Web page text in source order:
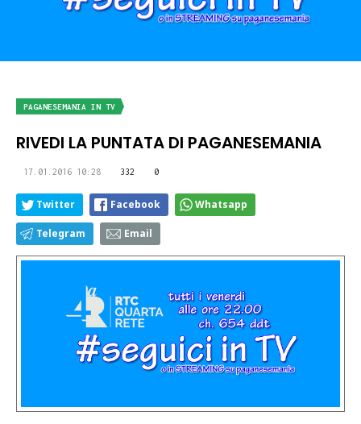
PAGANESEMANIA IN TV
RIVEDI LA PUNTATA DI PAGANESEMANIA
17.01.2016 10:28 332 0
Twitter Facebook Whatsapp
Telegram Email